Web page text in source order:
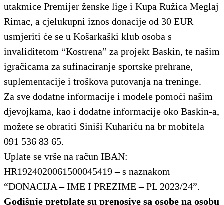
utakmice Premijer ženske lige i Kupa Ružica Meglaj
Rimac, a cjelukupni iznos donacije od 30 EUR
usmjeriti će se u Košarkaški klub osoba s
invaliditetom “Kostrena” za projekt Baskin, te našim
igračicama za sufinaciranje sportske prehrane,
suplementacije i troškova putovanja na treninge.
Za sve dodatne informacije i modele pomoći našim
djevojkama, kao i dodatne informacije oko Baskin-a,
možete se obratiti Siniši Kuhariću na br mobitela
091 536 83 65.
Uplate se vrše na račun IBAN:
HR1924020061500045419 – s naznakom
“DONACIJA – IME I PREZIME – PL 2023/24”.
Godišnje pretplate su prenosive sa osobe na osobu